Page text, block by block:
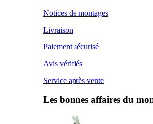
Notices de montages
Livraison
Paiement sécurisé
Avis vérifiés
Service après vente
Les bonnes affaires du